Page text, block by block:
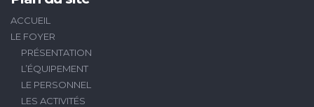
ACCUEIL
LE FOYER
PRÉSENTATION
L’ÉQUIPEMENT
LE PERSONNEL
LES ACTIVITÉS